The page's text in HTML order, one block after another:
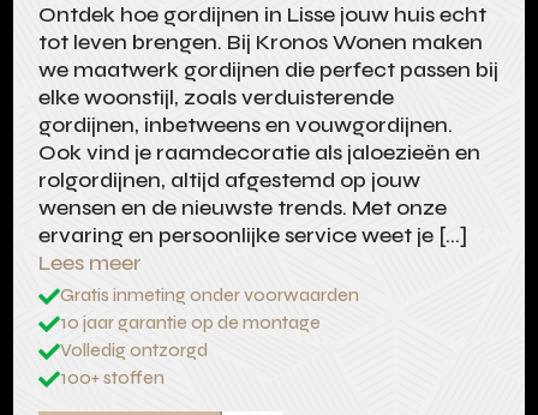
Ontdek hoe gordijnen in Lisse jouw huis echt
tot leven brengen. Bij Kronos Wonen maken
we maatwerk gordijnen die perfect passen bij
elke woonstijl, zoals verduisterende
gordijnen, inbetweens en vouwgordijnen.
Ook vind je raamdecoratie als jaloezieën en
rolgordijnen, altijd afgestemd op jouw
wensen en de nieuwste trends. Met onze
ervaring en persoonlijke service weet je […]
Lees meer
Gratis inmeting onder voorwaarden
10 jaar garantie op de montage
Volledig ontzorgd
100+ stoffen